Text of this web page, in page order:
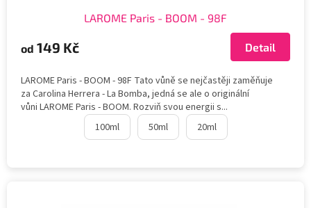
LAROME Paris - BOOM - 98F
od 149 Kč Detail
LAROME Paris - BOOM - 98F Tato vůně se nejčastěji zaměňuje
za Carolina Herrera - La Bomba, jedná se ale o originální
vůni LAROME Paris - BOOM. Rozviň svou energii s...
100ml
50ml 20ml